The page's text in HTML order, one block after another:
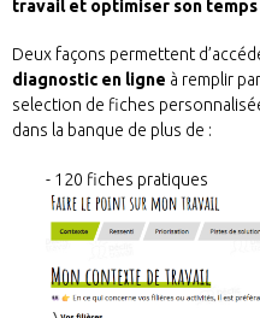
travail et optimiser son
Deux façons permettent
diagnostic en ligne à remplir
selection de fiches
dans la banque de plus de :
120 fiches pratiques